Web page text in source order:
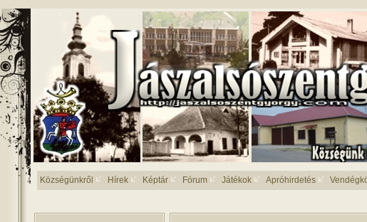
Községünkről Hírek Képtár Fórum Játékok Apróhirdetés